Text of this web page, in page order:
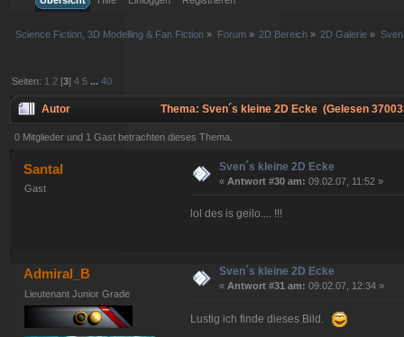
Science Fiction, 3D Modelling & Fan Fiction » Forum» 2D Bereich » 2D Galerie »
Seiten: 1 2 [3]4 5 ...40
Autor Thema: Sven´s kleine 2D Ecke (Gelesen
0 Mitglieder und 1 Gast betrachten dieses Thema.
Santal
Gast
Sven´s kleine 2D Ecke
« Antwort #30 am: 09.02.07, 11:52 »
lol des is geilo.... !!!
Admiral_B
Lieutenant Junior Grade
Sven´s kleine 2D Ecke
« Antwort #31 am: 09.02.07, 12:34 »
Lustig ich finde dieses Bild.